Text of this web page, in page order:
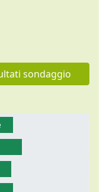
sondaggio